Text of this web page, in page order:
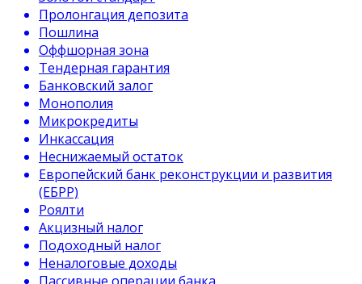
Пролонгация депозита
Пошлина
Оффшорная зона
Тендерная гарантия
Банковский залог
Монополия
Микрокредиты
Инкассация
Неснижаемый остаток
Европейский банк реконструкции и развития
(ЕБРР)
Роялти
Акцизный налог
Подоходный налог
Неналоговые доходы